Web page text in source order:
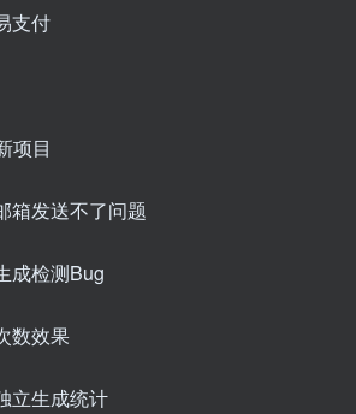
支付
项目
箱发送不了问题
成检测Bug
数效果
立生成统计